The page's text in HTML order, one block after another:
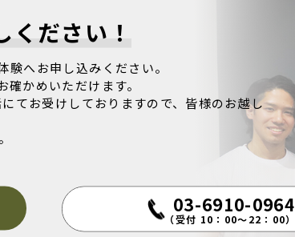
ださい！
へお申し込みください。
かめいただけます。
てお受けしておりますので、皆様のお越し
03-6910-0964
（受付 10：00～22：00）